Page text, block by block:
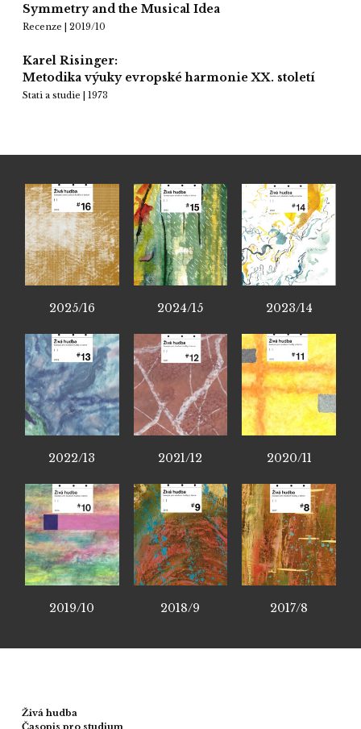
Symmetry and the Musical Idea
Recenze | 2019/10
Karel Risinger:
Metodika výuky evropské harmonie XX. století
Stati a studie | 1973
2025/16 2024/15 2023/14
2022/13 2021/12 2020/11
2019/10 2018/9 2017/8
Živá hudba
Časopis pro studium